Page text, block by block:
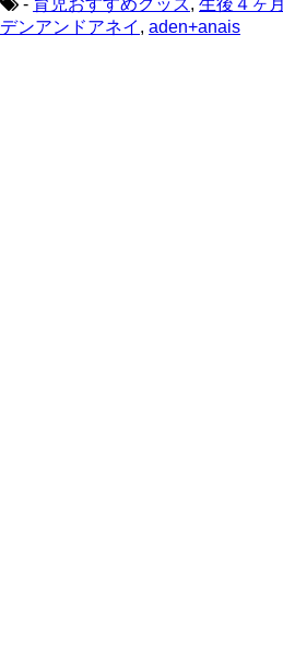
- 育児おすすめグッズ , 生後４ヶ月
デンアンドアネイ , aden+anais